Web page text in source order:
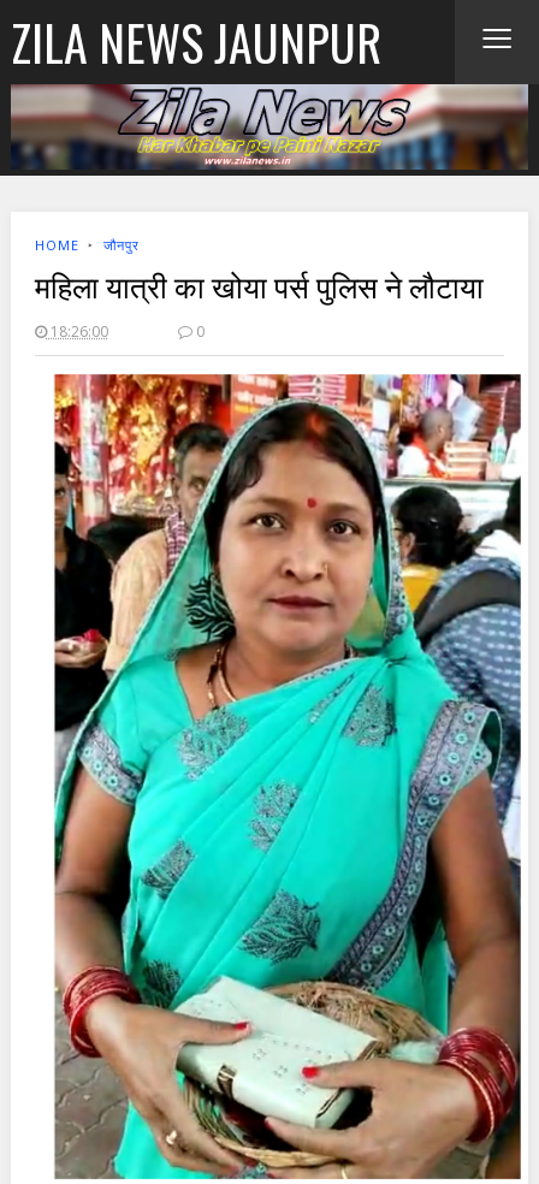
ZILA NEWS JAUNPUR ≡
HOME ‣ जौनपुर
महिला यात्री का खोया पर्स पुलिस ने लौटाया
18:26:00 0